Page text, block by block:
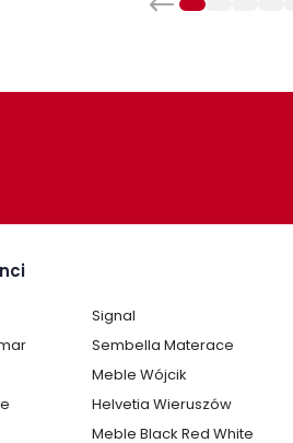
Signal
Sembella Materace
Meble Wójcik
Helvetia Wieruszów
Meble Black Red White